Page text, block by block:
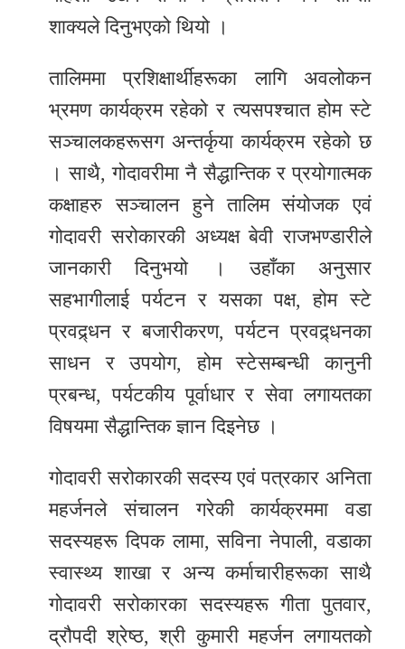
शाक्यले दिनुभएको थियो ।
तालिममा प्रशिक्षार्थीहरूका लागि अवलोकन
भ्रमण कार्यक्रम रहेको र त्यसपश्चात होम स्टे
सञ्चालकहरूसग अन्तर्कृया कार्यक्रम रहेको छ
। साथै, गोदावरीमा नै सैद्धान्तिक र प्रयोगात्मक
कक्षाहरु सञ्चालन हुने तालिम संयोजक एवं
गोदावरी सरोकारकी अध्यक्ष बेवी राजभण्डारीले
जानकारी दिनुभयो । उहाँका अनुसार
सहभागीलाई पर्यटन र यसका पक्ष, होम स्टे
प्रवद्र्धन र बजारीकरण, पर्यटन प्रवद्र्धनका
साधन र उपयोग, होम स्टेसम्बन्धी कानुनी
प्रबन्ध, पर्यटकीय पूर्वाधार र सेवा लगायतका
विषयमा सैद्धान्तिक ज्ञान दिइनेछ ।
गोदावरी सरोकारकी सदस्य एवं पत्रकार अनिता
महर्जनले संचालन गरेकी कार्यक्रममा वडा
सदस्यहरू दिपक लामा, सविना नेपाली, वडाका
स्वास्थ्य शाखा र अन्य कर्माचारीहरूका साथै
गोदावरी सरोकारका सदस्यहरू गीता पुतवार,
द्रौपदी श्रेष्ठ, श्री कुमारी महर्जन लगायतको